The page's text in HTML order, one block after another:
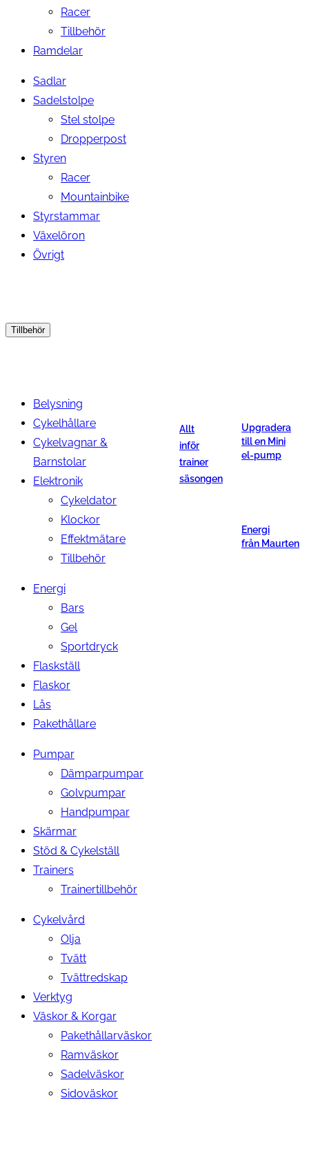
Racer
Tillbehör
Ramdelar
Sadlar
Sadelstolpe
Stel stolpe
Dropperpost
Styren
Racer
Mountainbike
Styrstammar
Växelöron
Övrigt
Tillbehör
Belysning
Cykelhållare
Cykelvagnar &
Barnstolar
Elektronik
Cykeldator
Klockor
Effektmätare
Tillbehör
Energi
Bars
Gel
Sportdryck
Flaskställ
Flaskor
Lås
Pakethållare
Pumpar
Dämparpumpar
Golvpumpar
Handpumpar
Skärmar
Stöd & Cykelställ
Trainers
Trainertillbehör
Cykelvård
Olja
Tvätt
Tvättredskap
Verktyg
Väskor & Korgar
Pakethållarväskor
Ramväskor
Sadelväskor
Sidoväskor
Allt
inför
trainer
säsongen
Upgradera
till en Mini
el-pump
Energi
från Maurten